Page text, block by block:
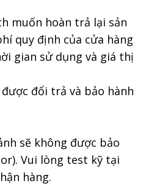
muốn hoàn trả lại sản
quy định của cửa hàng
gian sử dụng và giá thị
đổi trả và bảo hành
sẽ không được bảo
Vui lòng test kỹ tại
hàng.